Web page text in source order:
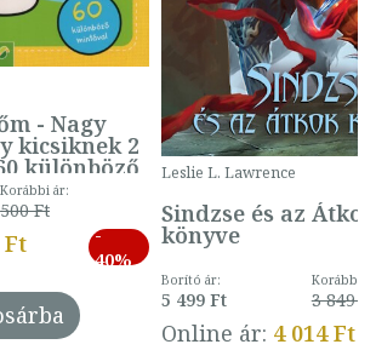
- Nagy
kicsiknek 2
különböző
Korábbi ár:
500 Ft
Ft
-
40%
Leslie L. Lawrence
Sindzse és az Átkok
könyve
Borító ár:
5 499 Ft
Korábbi
3 849 Ft
Online ár: 4 014 Ft